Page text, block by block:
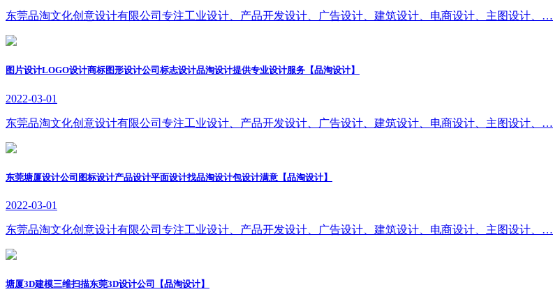
东莞品淘文化创意设计有限公司专注工业设计、产品开发设计、广告设计、建筑设计、电商设计、主图设计、…
图片设计LOGO设计商标图形设计公司标志设计品淘设计提供专业设计服务【品淘设计】
2022-03-01
东莞品淘文化创意设计有限公司专注工业设计、产品开发设计、广告设计、建筑设计、电商设计、主图设计、…
东莞塘厦设计公司图标设计产品设计平面设计找品淘设计包设计满意【品淘设计】
2022-03-01
东莞品淘文化创意设计有限公司专注工业设计、产品开发设计、广告设计、建筑设计、电商设计、主图设计、…
塘厦3D建模三维扫描东莞3D设计公司【品淘设计】